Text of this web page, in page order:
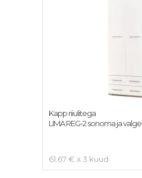
61.67 € x 3 kuud
Kapp riiulitega
LIMA REG-2 sonoma ja valge